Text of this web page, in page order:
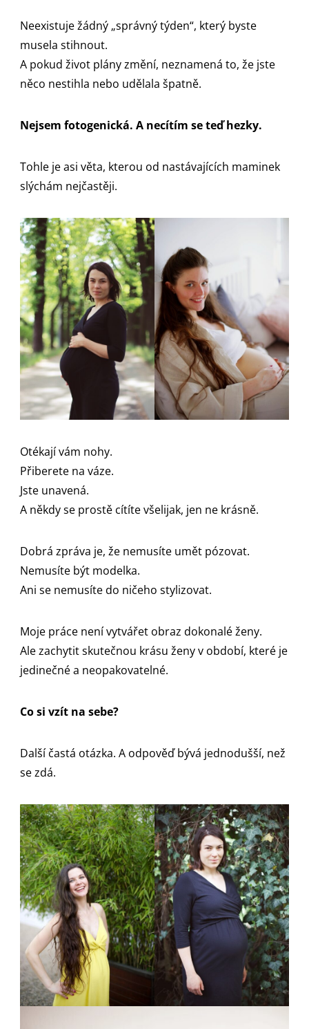
Neexistuje žádný „správný týden“, který byste
musela stihnout.
A pokud život plány změní, neznamená to, že jste
něco nestihla nebo udělala špatně.
Nejsem fotogenická. A necítím se teď hezky.
Tohle je asi věta, kterou od nastávajících maminek
slýchám nejčastěji.
Otékají vám nohy.
Přiberete na váze.
Jste unavená.
A někdy se prostě cítíte všelijak, jen ne krásně.
Dobrá zpráva je, že nemusíte umět pózovat.
Nemusíte být modelka.
Ani se nemusíte do ničeho stylizovat.
Moje práce není vytvářet obraz dokonalé ženy.
Ale zachytit skutečnou krásu ženy v období, které je
jedinečné a neopakovatelné.
Co si vzít na sebe?
Další častá otázka. A odpověď bývá jednodušší, než
se zdá.